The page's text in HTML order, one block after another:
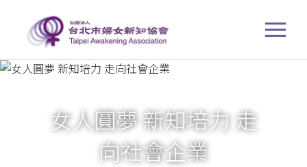
女人圓夢 新知培力 走
向社會企業